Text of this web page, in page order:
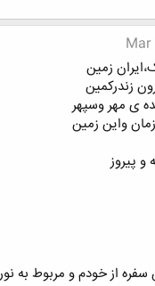
Mar
زمین
زندرکمین
ی مهر وسپهر
واین زمین
از خودم و مربوط به